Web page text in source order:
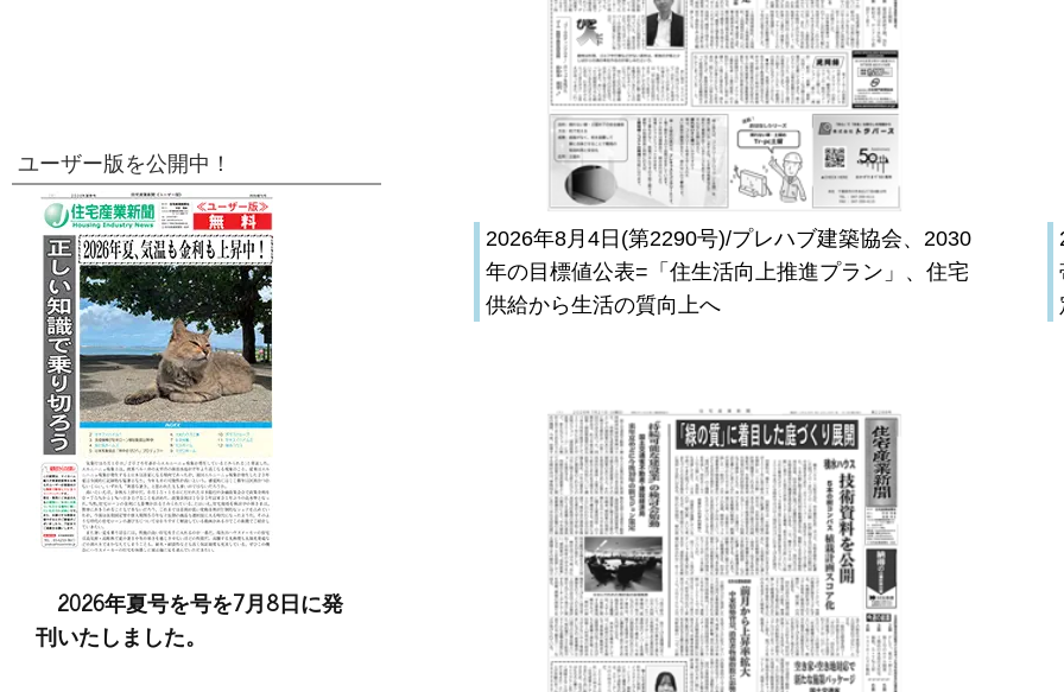
2026年8月4日(第2290号)/プレハブ建築協会、2030
年の目標値公表=「住生活向上推進プラン」、住宅
供給から生活の質向上へ
ユーザー版を公開中！
2026年夏号を号を7月8日に発
刊いたしました。